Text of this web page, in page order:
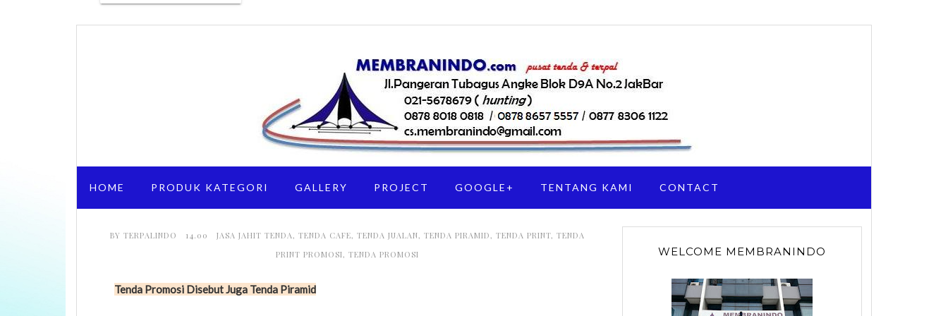
HOME PRODUK KATEGORI GALLERY PROJECT GOOGLE+ TENTANG KAMI CONTACT
BY TERPALINDO 14.00 JASA JAHIT TENDA, TENDA CAFE, TENDA JUALAN, TENDA PIRAMID, TENDA PRINT, TENDA
PRINT PROMOSI, TENDA PROMOSI
Tenda Promosi Disebut Juga Tenda Piramid
WELCOME MEMBRANINDO